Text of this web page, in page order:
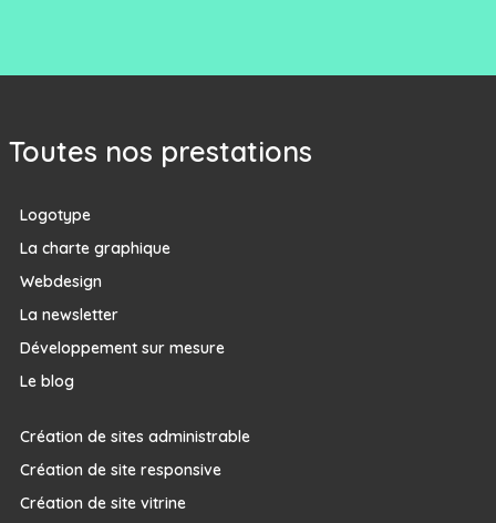
Toutes nos prestations
Logotype
La charte graphique
Webdesign
La newsletter
Développement sur mesure
Le blog
Création de sites administrable
Création de site responsive
Création de site vitrine